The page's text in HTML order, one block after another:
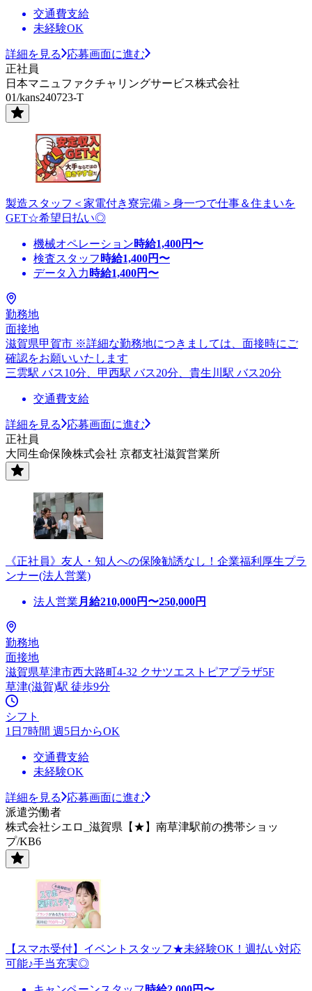
交通費支給
未経験OK
詳細を見る
応募画面に進む
正社員
日本マニュファクチャリングサービス株式会社
01/kans240723-T
製造スタッフ＜家電付き寮完備＞身一つで仕事＆住まいを
GET☆希望日払い◎
機械オペレーション時給1,400円〜
検査スタッフ 時給1,400円〜
データ入力 時給1,400円〜
勤務地
面接地
滋賀県甲賀市 ※詳細な勤務地につきましては、面接時にご
確認をお願いいたします
三雲駅 バス10分、甲西駅 バス20分、貴生川駅 バス20分
交通費支給
詳細を見る
応募画面に進む
正社員
大同生命保険株式会社 京都支社滋賀営業所
《正社員》友人・知人への保険勧誘なし！企業福利厚生プラ
ンナー(法人営業)
法人営業 月給210,000円〜250,000円
勤務地
面接地
滋賀県草津市西大路町4-32 クサツエストピアプラザ5F
草津(滋賀)駅 徒歩9分
シフト
1日7時間 週5日からOK
交通費支給
未経験OK
詳細を見る
応募画面に進む
派遣労働者
株式会社シエロ_滋賀県【★】南草津駅前の携帯ショッ
プ/KB6
【スマホ受付】イベントスタッフ★未経験OK！週払い対応
可能♪手当充実◎